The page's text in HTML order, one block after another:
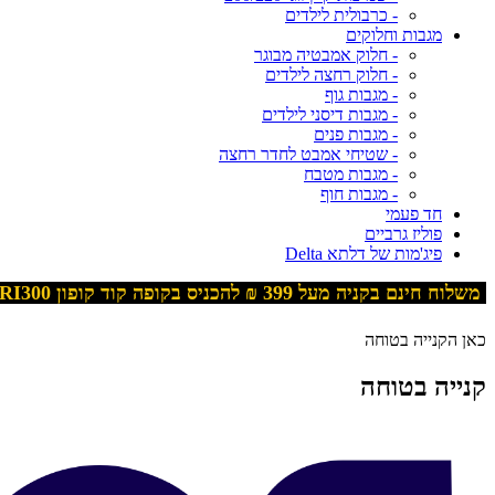
- כרבולית לילדים
מגבות וחלוקים
- חלוק אמבטיה מבוגר
- חלוק רחצה לילדים
- מגבות גוף
- מגבות דיסני לילדים
- מגבות פנים
- שטיחי אמבט לחדר רחצה
- מגבות מטבח
- מגבות חוף
חד פעמי
פוליז גרביים
פיג'מות של דלתא Delta
משלוח חינם בקניה מעל 399 ₪ להכניס בקופה קוד קופון
כאן הקנייה בטוחה
קנייה בטוחה